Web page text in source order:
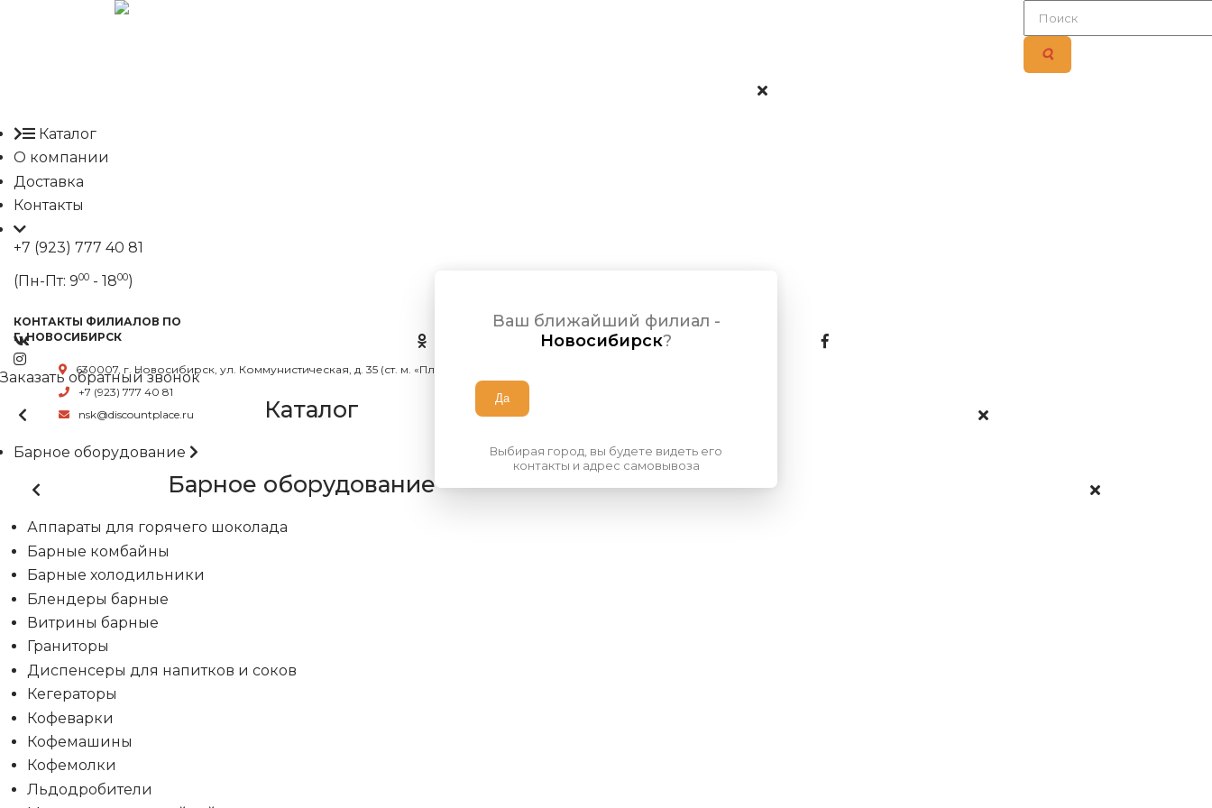
Каталог
О компании
Доставка
Контакты
+7 (923) 777 40 81
(Пн-Пт: 900 - 1800)
КОНТАКТЫ ФИЛИАЛОВ ПО
Г. НОВОСИБИРСК
630007, г. Новосибирск, ул. Коммунистическая, д. 35 (ст. м. «Площадь Ленина»)
+7 (923) 777 40 81
nsk@discountplace.ru
Заказать обратный звонок
Каталог
Барное оборудование
Барное оборудование
Аппараты для горячего шоколада
Барные комбайны
Барные холодильники
Блендеры барные
Витрины барные
Граниторы
Диспенсеры для напитков и соков
Кегераторы
Кофеварки
Кофемашины
Кофемолки
Льдодробители
Ваш ближайший филиал -
Новосибирск?
Выбирая город, вы будете видеть его
контакты и адрес самовывоза